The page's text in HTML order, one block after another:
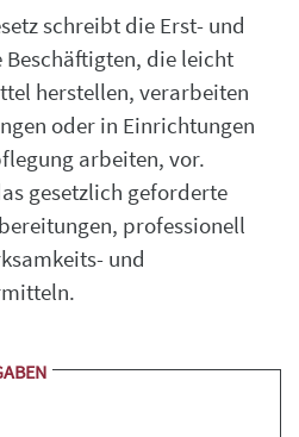
schreibt die Erst- und
die leicht
herstellen, verarbeiten
oder in Einrichtungen
arbeiten, vor.
gesetzlich geforderte
professionell
und